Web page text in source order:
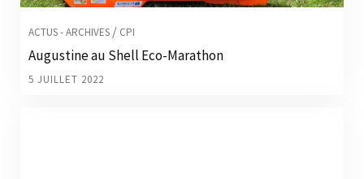
ACTUS - ARCHIVES / CPI
Augustine au Shell Eco-Marathon
5 JUILLET 2022